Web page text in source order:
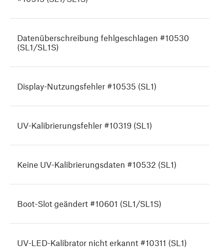
Datenüberschreibung fehlgeschlagen #10530
(SL1/SL1S)
Display-Nutzungsfehler #10535 (SL1)
UV-Kalibrierungsfehler #10319 (SL1)
Keine UV-Kalibrierungsdaten #10532 (SL1)
Boot-Slot geändert #10601 (SL1/SL1S)
UV-LED-Kalibrator nicht erkannt #10311 (SL1)